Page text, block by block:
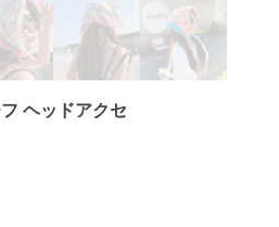
ヘッドアクセ